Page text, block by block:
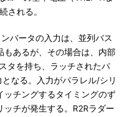
される。
バータの入力は、並列バス
もあるが、その場合は、内部
タを持ち、ラッチされたパ
なる。入力がパラレル/シリ
ッチングするタイミングのず
チが発生する。R2Rラダー